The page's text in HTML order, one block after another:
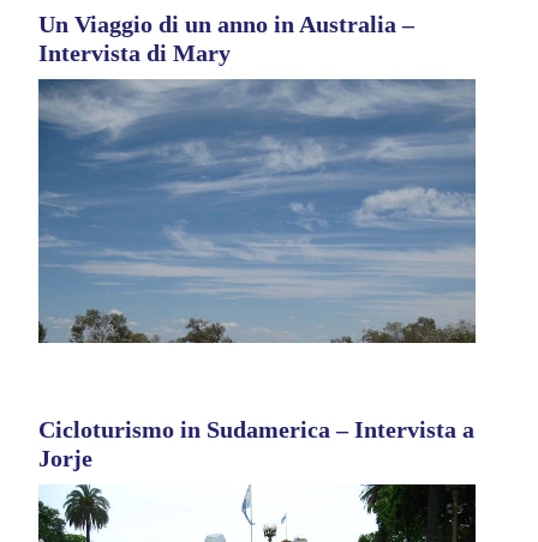
Un Viaggio di un anno in Australia –
Intervista di Mary
Cicloturismo in Sudamerica – Intervista a
Jorje